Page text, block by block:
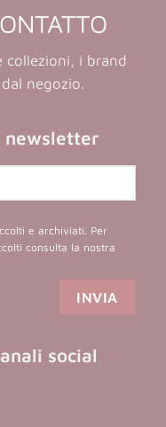
collezioni, i brand
negozio.
e archiviati. Per
consulta la nostra
social